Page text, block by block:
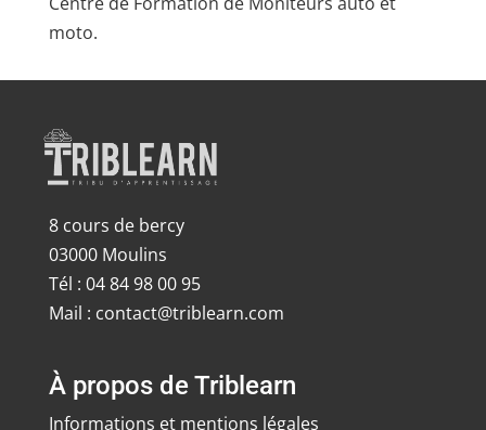
moto.
8 cours de bercy
03000 Moulins
Tél : 04 84 98 00 95
Mail : contact@triblearn.com
À propos de Triblearn
Informations et mentions légales